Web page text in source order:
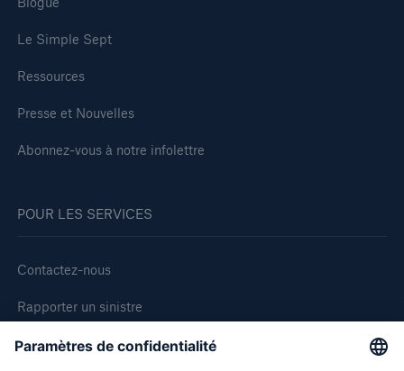
Le Simple Sept
Ressources
Presse et Nouvelles
Abonnez-vous à notre infolettre
POUR LES SERVICES
Contactez-nous
Rapporter un sinistre
Demande de soumission d'assurance - Bris des équipments